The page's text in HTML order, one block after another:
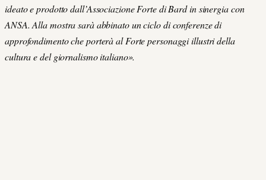
ideato e prodotto dall’Associazione Forte di Bard in sinergia con
ANSA. Alla mostra sarà abbinato un ciclo di conferenze di
approfondimento che porterà al Forte personaggi illustri della
cultura e del giornalismo italiano».